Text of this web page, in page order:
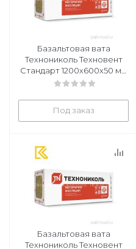
Базальтовая вата
Технониколь Техновент
Стандарт 1200х600х50 мм
6 плит в уп
Под заказ
Базальтовая вата
Технониколь Техновент